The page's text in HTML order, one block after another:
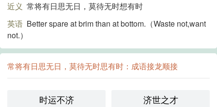
近义 常将有日思无日，莫待无时想有时
英语 Better spare at brim than at bottom.（Waste not,want
not.）
常将有日思无日，莫待无时思有时：成语接龙顺接
时运不济
济世之才